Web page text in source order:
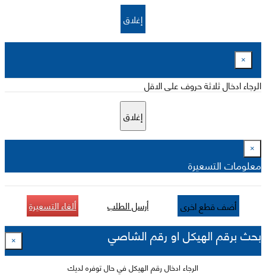
إغلاق
×
الرجاء ادخال ثلاثة حروف على الاقل
إغلاق
×
معلومات التسعيرة
أضف قطع اخرى أرسل الطلب ألغاء التسعيرة
بحث برقم الهيكل او رقم الشاصي ×
الرجاء ادخال رقم الهيكل في حال توفره لديك